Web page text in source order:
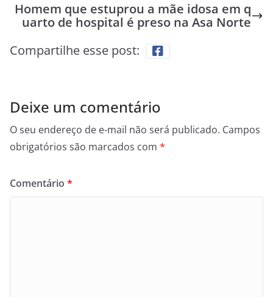
Homem que estuprou a mãe idosa em q
uarto de hospital é preso na Asa Norte
Compartilhe esse post:
Deixe um comentário
O seu endereço de e-mail não será publicado. Campos
obrigatórios são marcados com *
Comentário *